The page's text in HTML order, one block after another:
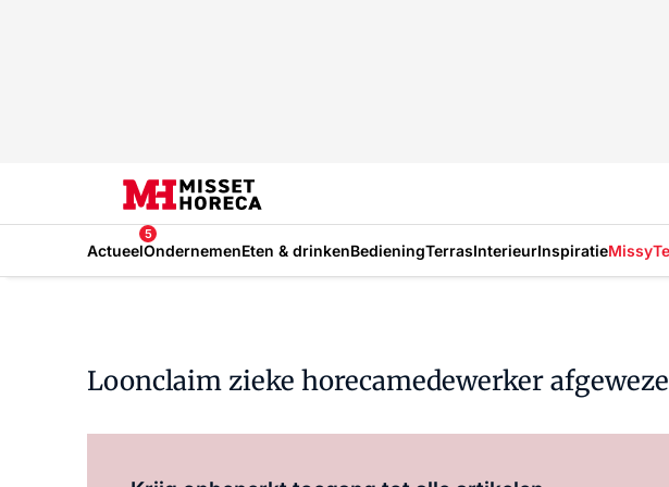
Actueel
5
OndernemenEten & drinkenBedieningTerrasInterieurInspiratieMissy
Loonclaim zieke horecamedewerker